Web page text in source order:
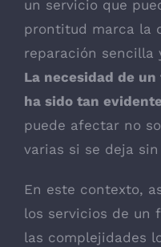
un servicio que
prontitud marca la
reparación sencilla
La necesidad de
ha sido tan evidente
puede afectar no
varias si se deja
En este contexto,
los servicios de un
las complejidades